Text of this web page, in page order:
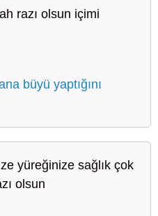
razı olsun içimi
büyü yaptığını
yüreğinize sağlık çok
olsun